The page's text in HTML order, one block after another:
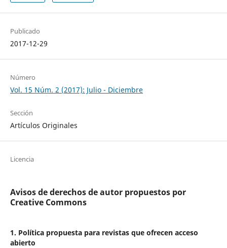
Publicado
2017-12-29
Número
Vol. 15 Núm. 2 (2017): Julio - Diciembre
Sección
Artículos Originales
Licencia
Avisos de derechos de autor propuestos por
Creative Commons
1. Política propuesta para revistas que ofrecen acceso
abierto